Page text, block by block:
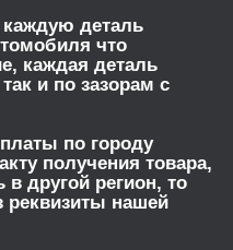
каждую деталь
что
каждая деталь
и по зазорам с
по городу
получения товара,
другой регион, то
реквизиты нашей